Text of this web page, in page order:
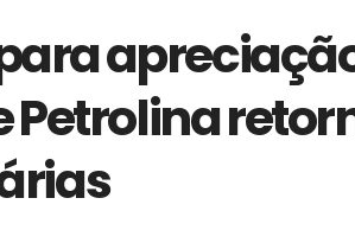
Petrolina